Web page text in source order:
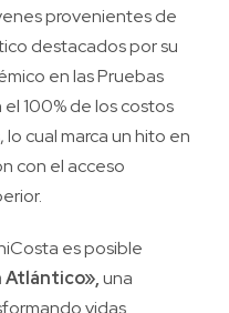
provenientes de
destacados por su
en las Pruebas
el 100% de los costos
cual marca un hito en
con el acceso
es posible
Atlántico»,una
vidas